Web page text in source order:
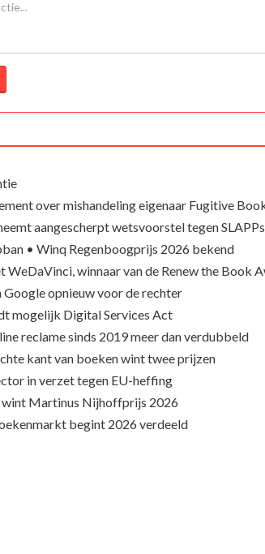
over mishandeling eigenaar Fugitive
aangescherpt wetsvoorstel tegen
• Winq Regenboogprijs 2026 bekend
WeDaVinci, winnaar van de Renew the Book
Google opnieuw voor de rechter
mogelijk Digital Services Act
reclame sinds 2019 meer dan verdubbeld
kant van boeken wint twee prijzen
in verzet tegen EU-heffing
wint Martinus Nijhoffprijs 2026
begint 2026 verdeeld